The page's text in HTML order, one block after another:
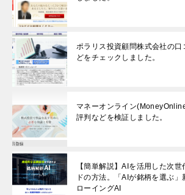
ポラリス投資顧問株式会社の口
どをチェックしました。
マネーオンライン
評判などを検証しました。
【簡単解説】AIを活用した次
ドの方法。「AIが銘柄を選ぶ
ローイングAI